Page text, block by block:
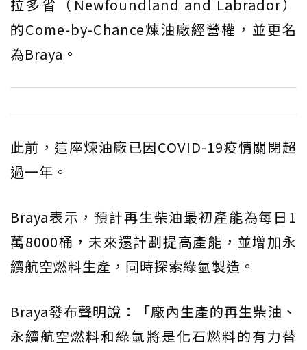
拉多省（Newfoundland and Labrador）
的Come-by-Chance煉油廠經營權，並更名
為Braya。
此前，這座煉油廠已因COVID-19疫情關閉超
過一年。
Braya表示，預計再生柴油最初產能為每日1
萬8000桶，未來還計劃提高產能，並增加永
續航空燃料生產，同時探索綠氫製造。
Braya發布聲明說：「廠內生產的再生柴油、
永續航空燃料和綠氫將是化石燃料的有力替